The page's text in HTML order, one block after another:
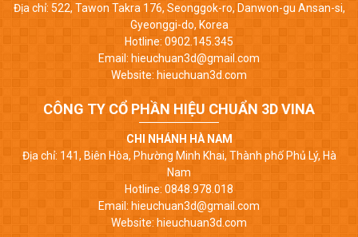
Địa chỉ: 522, Tawon Takra 176, Seonggok-ro, Danwon-gu Ansan-si,
Gyeonggi-do, Korea
Hotline: 0902.145.345
Email: hieuchuan3d@gmail.com
Website: hieuchuan3d.com
CÔNG TY CỔ PHẦN HIỆU CHUẨN 3D VINA
CHI NHÁNH HÀ NAM
Địa chỉ: 141, Biên Hòa, Phường Minh Khai, Thành phố Phủ Lý, Hà
Nam
Hotline: 0848.978.018
Email: hieuchuan3d@gmail.com
Website: hieuchuan3d.com